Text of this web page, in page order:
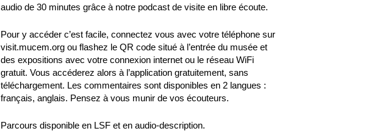
audio de 30 minutes grâce à notre podcast de visite en libre écoute.
Pour y accéder c’est facile, connectez vous avec votre téléphone sur
visit.mucem.org ou flashez le QR code situé à l’entrée du musée et
des expositions avec votre connexion internet ou le réseau WiFi
gratuit. Vous accéderez alors à l’application gratuitement, sans
téléchargement. Les commentaires sont disponibles en 2 langues :
français, anglais. Pensez à vous munir de vos écouteurs.
Parcours disponible en LSF et en audio-description.